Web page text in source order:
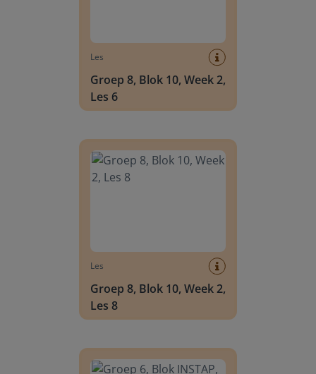
Les
Groep 8, Blok 10, Week 2,
Les 6
Les
Groep 8, Blok 10, Week 2,
Les 8